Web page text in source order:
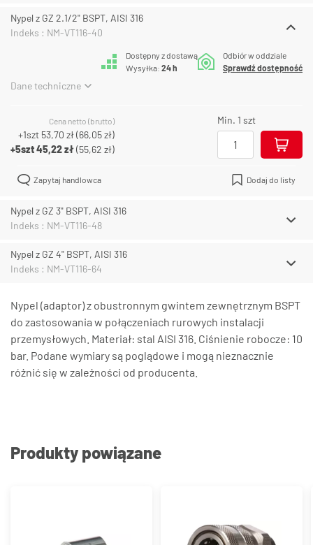
Nypel z GZ 2.1/2" BSPT, AISI 316
Indeks : NM-VT116-40
Dostępny z dostawą
Wysyłka: 24 h
Odbiór w oddziale
Sprawdź dostępność
Dane techniczne
Cena netto (brutto)
+1szt 53,70 zł(66,05 zł)
+5szt45,22 zł(55,62 zł)
Min. 1 szt
Zapytaj handlowca Dodaj do listy
Nypel z GZ 3" BSPT, AISI 316
Indeks : NM-VT116-48
Nypel z GZ 4" BSPT, AISI 316
Indeks : NM-VT116-64
Nypel (adaptor) z obustronnym gwintem zewnętrznym BSPT
do zastosowania w połączeniach rurowych instalacji
przemysłowych. Materiał: stal AISI 316. Ciśnienie robocze: 10
bar. Podane wymiary są poglądowe i mogą nieznacznie
różnić się w zależności od producenta.
Produkty powiązane